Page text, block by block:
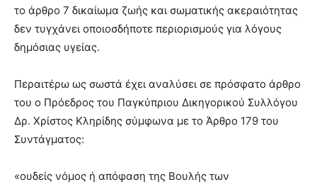
το άρθρο 7 δικαίωμα ζωής και σωματικής ακεραιότητας
δεν τυγχάνει οποιοσδήποτε περιορισμούς για λόγους
δημόσιας υγείας.
Περαιτέρω ως σωστά έχει αναλύσει σε πρόσφατο άρθρο
του ο Πρόεδρος του Παγκύπριου Δικηγορικού Συλλόγου
Δρ. Χρίστος Κληρίδης σύμφωνα με το Άρθρο 179 του
Συντάγματος:
«ουδείς νόμος ή απόφαση της Βουλής των